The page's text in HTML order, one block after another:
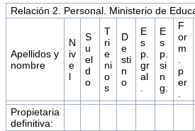
Relación 2. Personal. Ministerio de
Apellidos y
nombre
N
iv
e
l
S
u
el
d
o
T
ri
e
ni
o
s
D
e
sti
n
o
E
s
p.
gr
al
E
s
p.
si
n
g.
F
or
m
p
er
Propietaria
definitiva: